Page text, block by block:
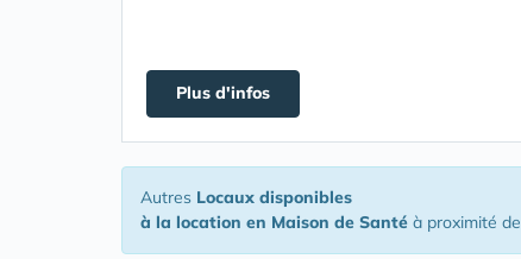
Plus d'infos
Autres Locaux disponibles
à la location en Maison de Santé à proximité de